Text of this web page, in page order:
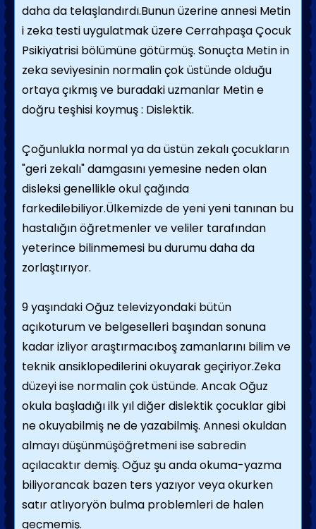
daha da telaşlandırdı.Bunun üzerine annesi Metin
i zeka testi uygulatmak üzere Cerrahpaşa Çocuk
Psikiyatrisi bölümüne götürmüş. Sonuçta Metin in
zeka seviyesinin normalin çok üstünde olduğu
ortaya çıkmış ve buradaki uzmanlar Metin e
doğru teşhisi koymuş : Dislektik.
Çoğunlukla normal ya da üstün zekalı çocukların
"geri zekalı" damgasını yemesine neden olan
disleksi genellikle okul çağında
farkedilebiliyor.Ülkemizde de yeni yeni tanınan bu
hastalığın öğretmenler ve veliler tarafından
yeterince bilinmemesi bu durumu daha da
zorlaştırıyor.
9 yaşındaki Oğuz televizyondaki bütün
açıkoturum ve belgeselleri başından sonuna
kadar izliyor araştırmacıboş zamanlarını bilim ve
teknik ansiklopedilerini okuyarak geçiriyor.Zeka
düzeyi ise normalin çok üstünde. Ancak Oğuz
okula başladığı ilk yıl diğer dislektik çocuklar gibi
ne okuyabilmiş ne de yazabilmiş. Annesi okuldan
almayı düşünmüşöğretmeni ise sabredin
açılacaktır demiş. Oğuz şu anda okuma-yazma
biliyorancak bazen ters yazıyor veya okurken
satır atlıyoryön bulma problemleri de halen
geçmemiş.